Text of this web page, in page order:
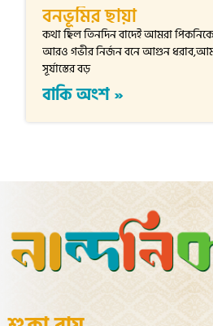
বনভূমির ছায়া
কথা ছিল তিনদিন বাদেই আমরা
আরও গভীর নির্জন বনে আগুন
সূর্যাস্তের বড়
বাকি অংশ »